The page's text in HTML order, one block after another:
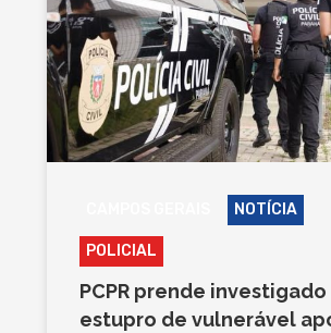
NOTÍCIA
POLICIAL
PCPR prende
estupro de vulnerável